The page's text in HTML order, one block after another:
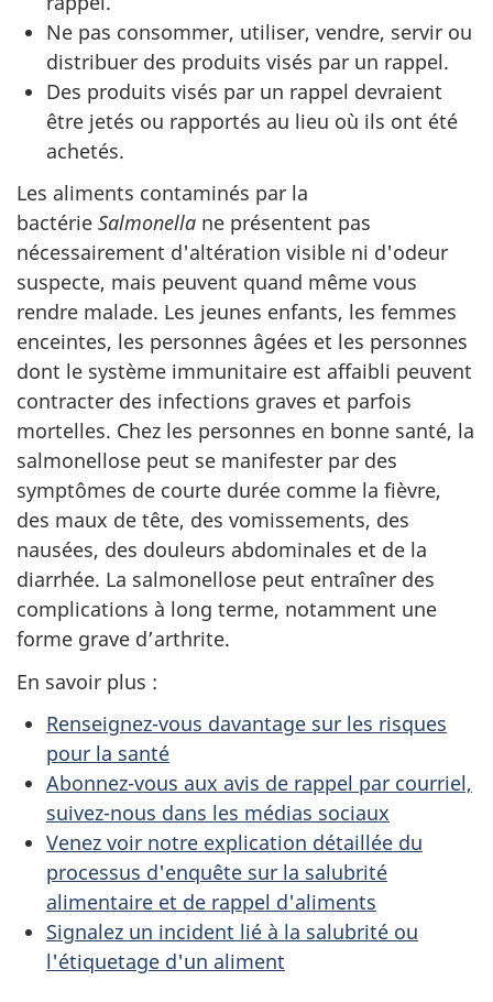
Ne pas consommer, utiliser, vendre, servir ou
distribuer des produits visés par un rappel.
Des produits visés par un rappel devraient
être jetés ou rapportés au lieu où ils ont été
achetés.
Les aliments contaminés par la
bactérie Salmonella ne présentent pas
nécessairement d'altération visible ni d'odeur
suspecte, mais peuvent quand même vous
rendre malade. Les jeunes enfants, les femmes
enceintes, les personnes âgées et les personnes
dont le système immunitaire est affaibli peuvent
contracter des infections graves et parfois
mortelles. Chez les personnes en bonne santé, la
salmonellose peut se manifester par des
symptômes de courte durée comme la fièvre,
des maux de tête, des vomissements, des
nausées, des douleurs abdominales et de la
diarrhée. La salmonellose peut entraîner des
complications à long terme, notamment une
forme grave d’arthrite.
En savoir plus :
Renseignez-vous davantage sur les risques
pour la santé
Abonnez-vous aux avis de rappel par courriel,
suivez-nous dans les médias sociaux
Venez voir notre explication détaillée du
processus d'enquête sur la salubrité
alimentaire et de rappel d'aliments
Signalez un incident lié à la salubrité ou
l'étiquetage d'un aliment